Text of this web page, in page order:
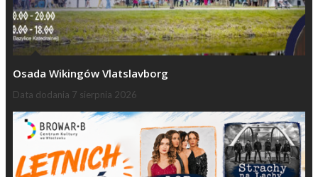
Osada Wikingów Vlatslavborg
Data dodania 7 sierpnia 2026